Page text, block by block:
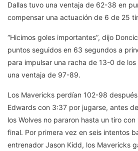
Dallas tuvo una ventaja de 62-38 en
compensar una actuación de 6 de 25
“Hicimos goles importantes”, dijo
puntos seguidos en 63 segundos a
para impulsar una racha de 13-0 de
una ventaja de 97-89.
Los Mavericks perdían 102-98
Edwards con 3:37 por jugarse, antes
los Wolves no pararon hasta un tiro
final. Por primera vez en seis intentos
entrenador Jason Kidd, los Mavericks